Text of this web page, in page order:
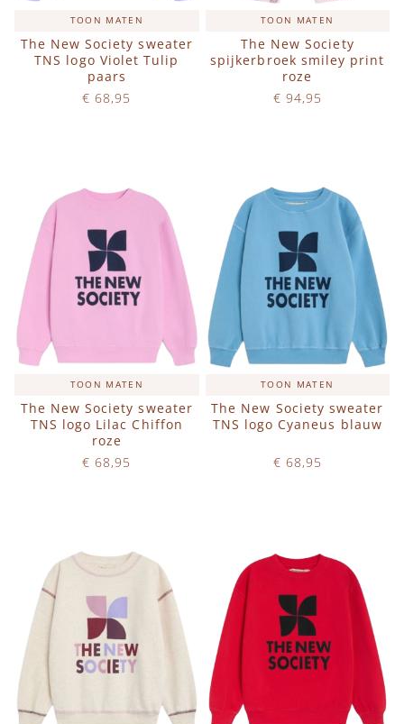
TOON MATEN
The New Society sweater
TNS logo Violet Tulip
paars
€ 68,95
TOON MATEN
The New Society
spijkerbroek smiley print
roze
€ 94,95
TOON MATEN
The New Society sweater
TNS logo Lilac Chiffon
roze
€ 68,95
TOON MATEN
The New Society sweater
TNS logo Cyaneus blauw
€ 68,95